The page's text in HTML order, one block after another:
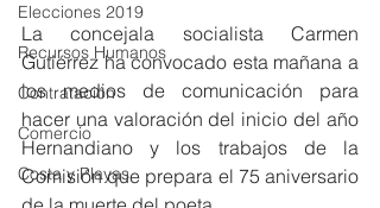
Elecciones 2019
Recursos Humanos
Contratación
Comercio
Costa y Playas
La concejala socialista Carmen
Gutiérrez ha convocado esta mañana a
los medios de comunicación para
hacer una valoración del inicio del año
Hernandiano y los trabajos de la
Comisión que prepara el 75 aniversario